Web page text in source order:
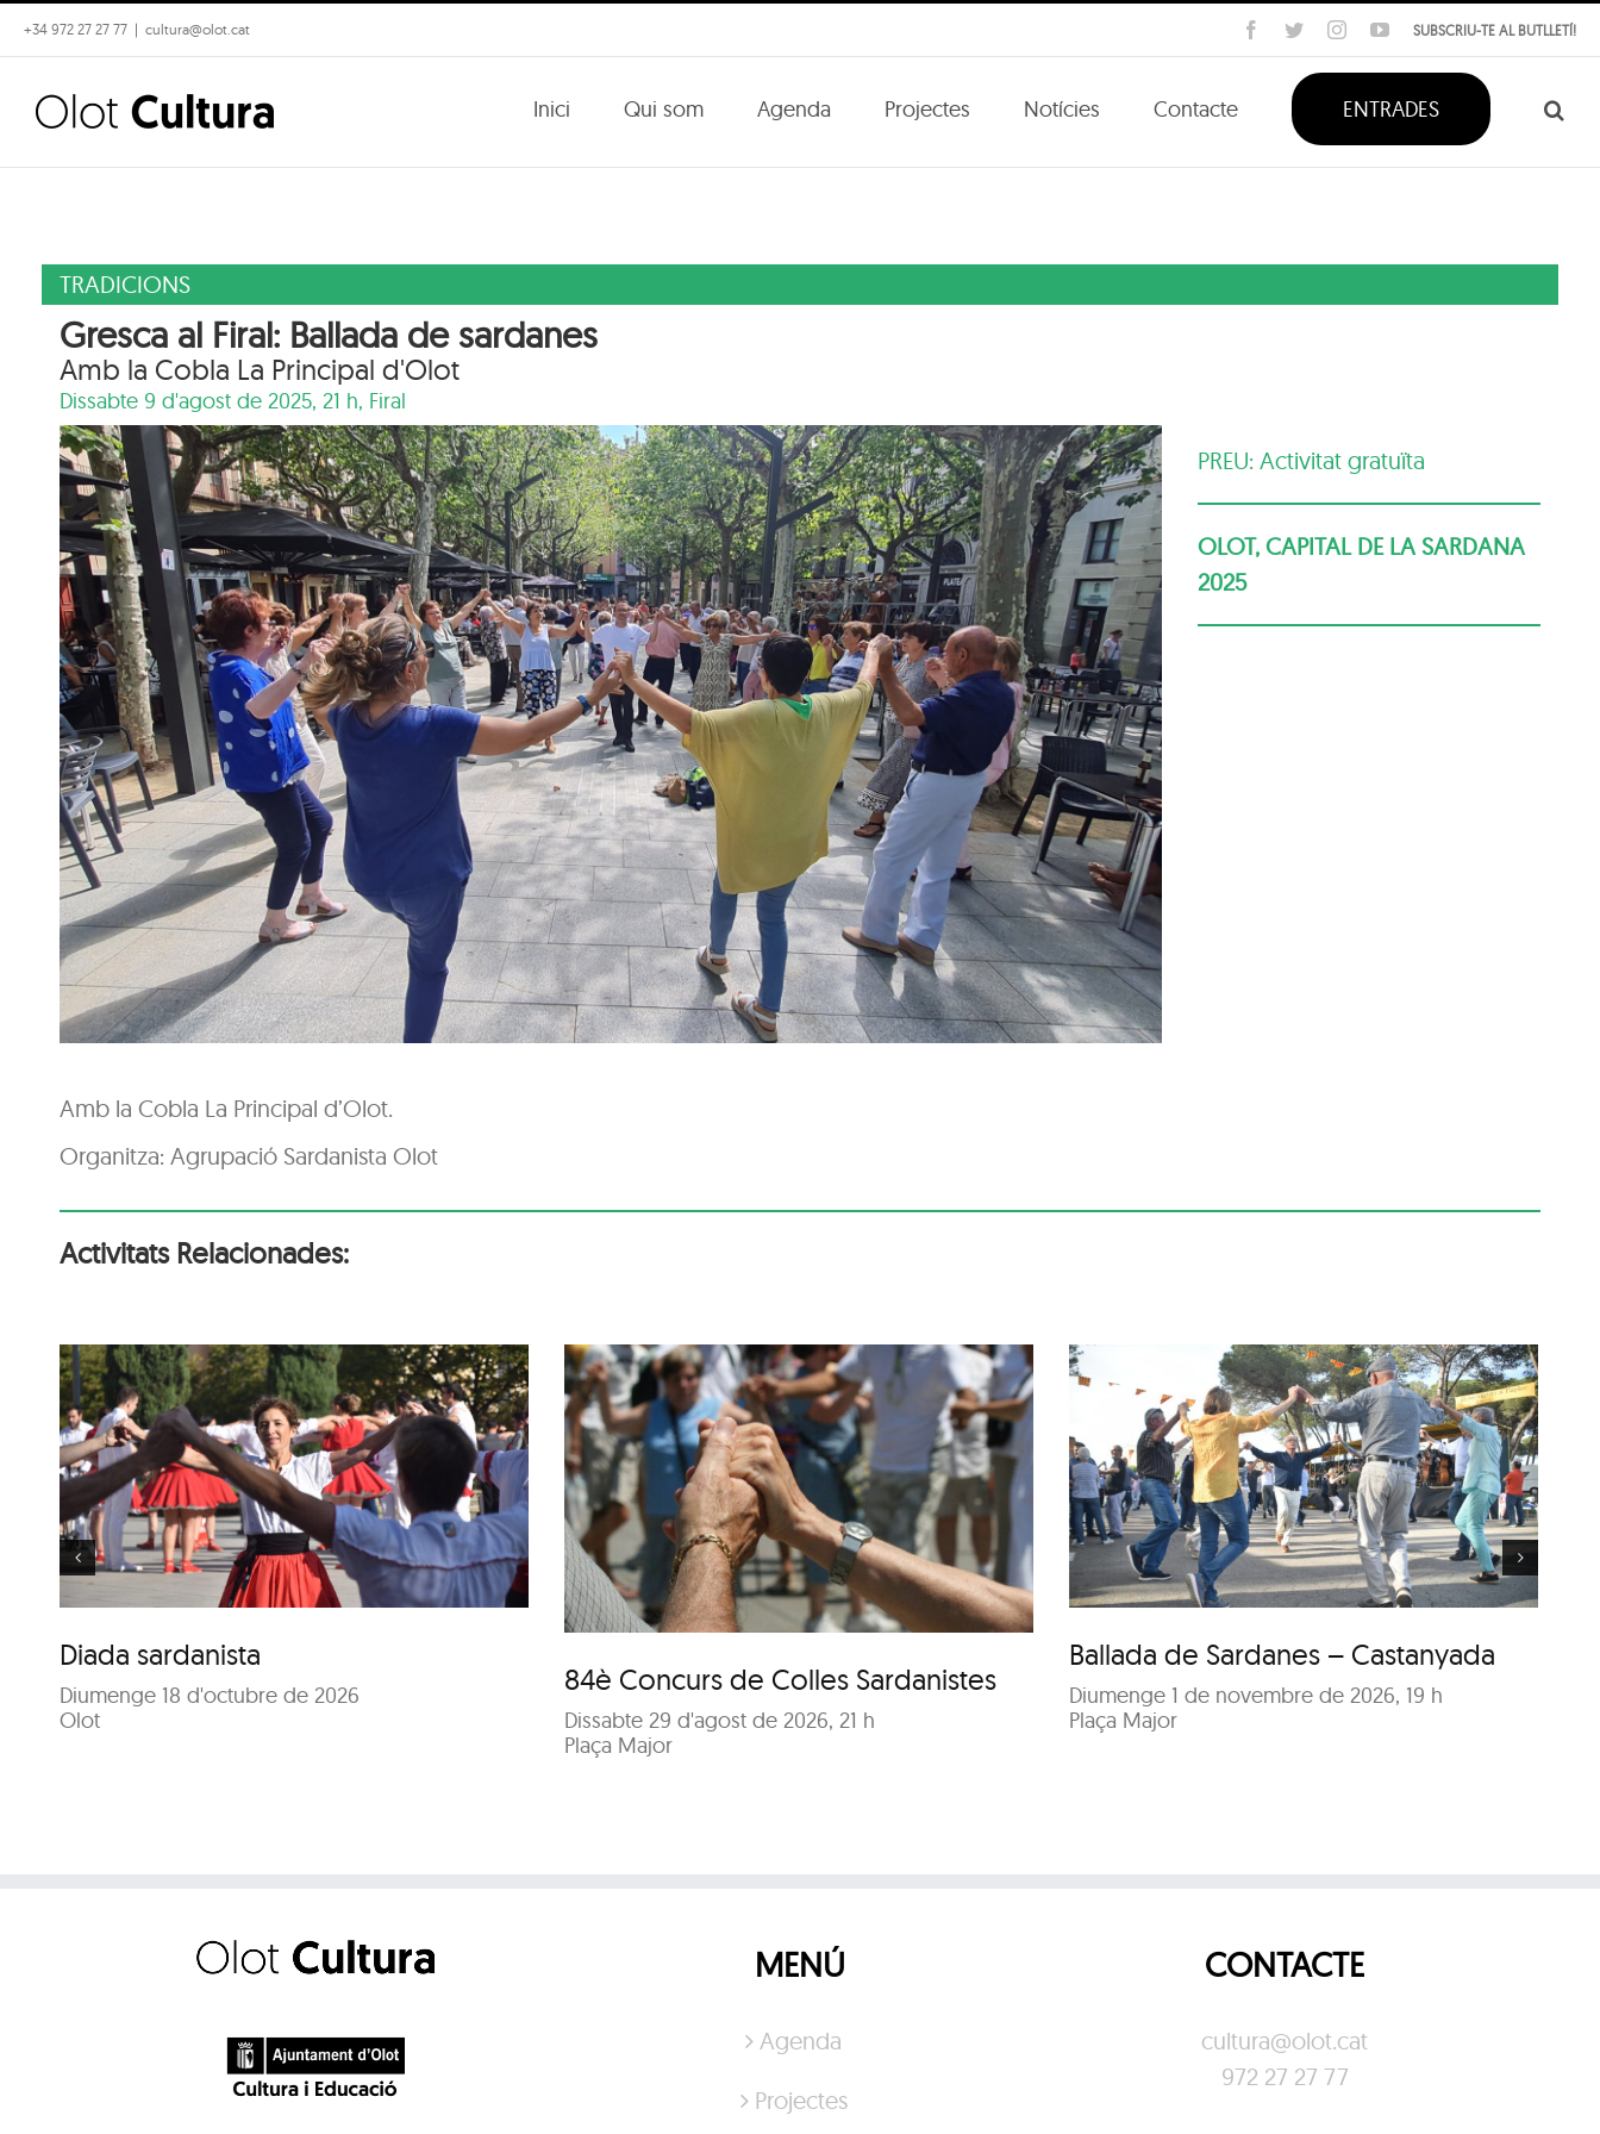
Skip
to
content
+34 972 27 27 77 | cultura@olot.cat SUBSCRIU-TE AL BUTLLETÍ!
Facebook
TwitterInstagramYouTube
Inici Qui som Agenda Projectes Notícies Contacte ENTRADES
TRADICIONS
Gresca al Firal: Ballada de sardanes
Amb la Cobla La Principal d'Olot
Dissabte 9 d'agost de 2025, 21 h, Firal
Amb la Cobla La Principal d’Olot.
Organitza: Agrupació Sardanista Olot
PREU: Activitat gratuïta
OLOT, CAPITAL DE LA SARDANA
2025
Activitats Relacionades:
Diada sardanista
Diumenge 18 d'octubre de 2026
Olot
84è Concurs de Colles
Sardanistes
84è Concurs de Colles Sardanistes
Dissabte 29 d'agost de 2026, 21 h
Plaça Major
Ballada de Sardanes –
Castanyada
Ballada de Sardanes – Castanyada
Diumenge 1 de novembre de 2026, 19 h
Plaça Major
Concert de Sant Esteve
MENÚ
Agenda
Projectes
CONTACTE
cultura@olot.cat
972 27 27 77